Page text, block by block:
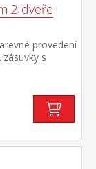
2 dveře
provedení
s
dvoje